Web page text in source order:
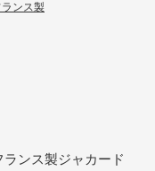
ンス製
ンス製ジャカード